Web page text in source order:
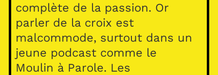
complète de la passion. Or
parler de la croix est
malcommode, surtout dans un
jeune podcast comme le
Moulin à Parole. Les